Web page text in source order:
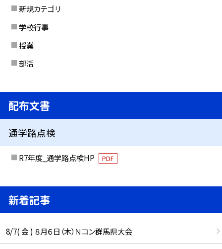
新規カテゴリ
学校行事
授業
部活
配布文書
通学路点検
R7年度_通学路点検HP PDF
新着記事
8/7( 金 ) ８月６日（木）Ｎコン群馬県大会